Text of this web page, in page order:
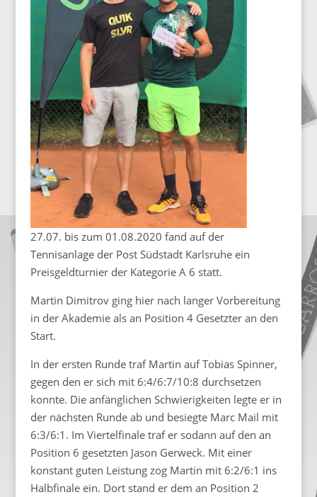
27.07. bis zum 01.08.2020 fand auf der
Tennisanlage der Post Südstadt Karlsruhe ein
Preisgeldturnier der Kategorie A 6 statt.
Martin Dimitrov ging hier nach langer Vorbereitung
in der Akademie als an Position 4 Gesetzter an den
Start.
In der ersten Runde traf Martin auf Tobias Spinner,
gegen den er sich mit 6:4/6:7/10:8 durchsetzen
konnte. Die anfänglichen Schwierigkeiten legte er in
der nächsten Runde ab und besiegte Marc Mail mit
6:3/6:1. Im Viertelfinale traf er sodann auf den an
Position 6 gesetzten Jason Gerweck. Mit einer
konstant guten Leistung zog Martin mit 6:2/6:1 ins
Halbfinale ein. Dort stand er dem an Position 2